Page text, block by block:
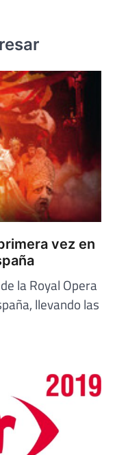
vez en
la Royal Opera
llevando las